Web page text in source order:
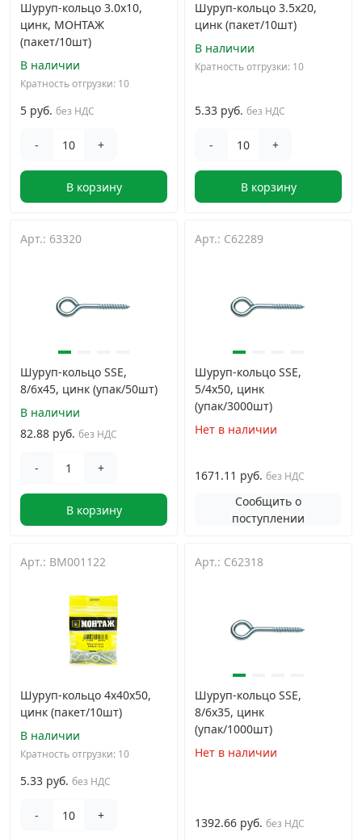
Шуруп-кольцо 3.0x10,
цинк, МОНТАЖ
(пакет/10шт)
В наличии
Кратность отгрузки: 10
5 руб. без НДС
- +
В корзину
Шуруп-кольцо 3.5х20,
цинк (пакет/10шт)
В наличии
Кратность отгрузки: 10
5.33 руб. без НДС
- +
В корзину
Арт.: 63320
Шуруп-кольцо SSE,
8/6х45, цинк (упак/50шт)
В наличии
82.88 руб. без НДС
- +
В корзину
Арт.: C62289
Шуруп-кольцо SSE,
5/4х50, цинк
(упак/3000шт)
Нет в наличии
1671.11 руб. без НДС
Сообщить о
поступлении
Арт.: BM001122
Шуруп-кольцо 4х40х50,
цинк (пакет/10шт)
В наличии
Кратность отгрузки: 10
5.33 руб. без НДС
- +
Арт.: C62318
Шуруп-кольцо SSE,
8/6х35, цинк
(упак/1000шт)
Нет в наличии
1392.66 руб. без НДС